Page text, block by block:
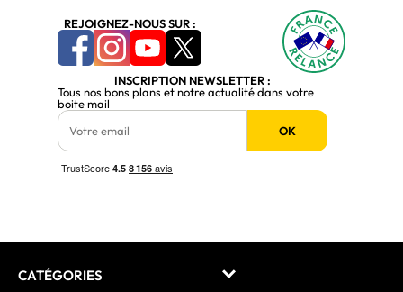
REJOIGNEZ-NOUS SUR :
INSCRIPTION NEWSLETTER :
Tous nos bons plans et notre actualité dans votre
boite mail
OK
CATÉGORIES